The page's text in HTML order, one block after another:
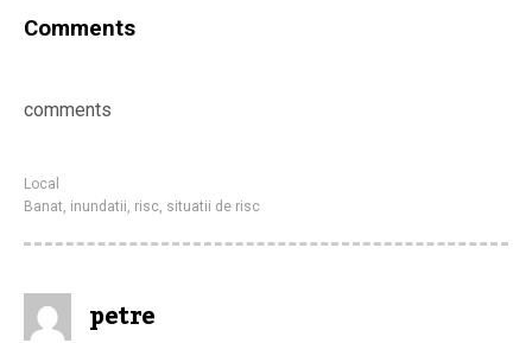
Comments
comments
Local
Banat, inundatii, risc, situatii de risc
petre